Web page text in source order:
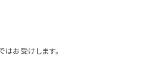
お受けします。